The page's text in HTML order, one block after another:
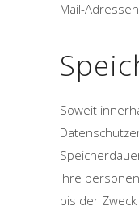
Mail-
Soweit
Ihre
bis der